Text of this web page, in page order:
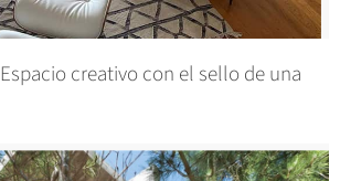
Espacio creativo con el sello de una